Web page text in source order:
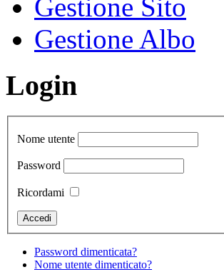
Gestione Sito
Gestione Albo
Login
Nome utente
Password
Ricordami
Password dimenticata?
Nome utente dimenticato?